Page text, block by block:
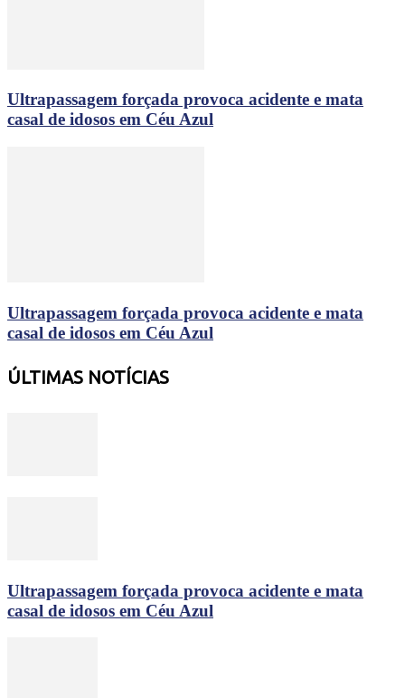
Ultrapassagem forçada provoca acidente e mata
casal de idosos em Céu Azul
Ultrapassagem forçada provoca acidente e mata
casal de idosos em Céu Azul
ÚLTIMAS NOTÍCIAS
Ultrapassagem forçada provoca acidente e mata
casal de idosos em Céu Azul